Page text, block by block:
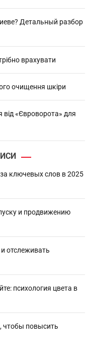
Детальный разбор
врахувати
очищення шкіри
від «Євроворота» для
ключевых слов в 2025
и продвижению
отслеживать
психология цвета в
чтобы повысить